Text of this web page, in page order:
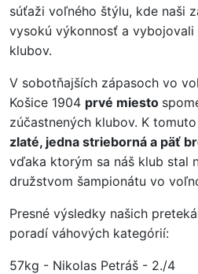
súťaži voľného štýlu, kde naši
vysokú výkonnosť a vybojovali
klubov.
V sobotňajších zápasoch vo
Košice 1904 prvé miesto
zúčastnených klubov. K
zlaté, jedna strieborná a päť
vďaka ktorým sa náš klub stal
družstvom šampionátu vo
Presné výsledky našich
poradí váhových kategórií:
57kg - Nikolas Petráš - 2./4